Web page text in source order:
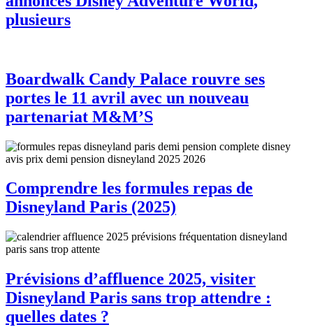
plusieurs
Boardwalk Candy Palace rouvre ses
portes le 11 avril avec un nouveau
partenariat M&M’S
Comprendre les formules repas de
Disneyland Paris (2025)
Prévisions d’affluence 2025, visiter
Disneyland Paris sans trop attendre :
quelles dates ?